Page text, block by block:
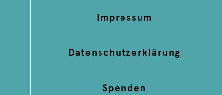
Impressum
Datenschutzerklärung
Spenden